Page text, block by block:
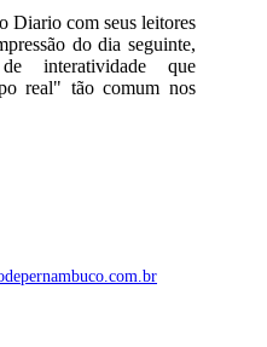
Diario com seus leitores
do dia seguinte,
interatividade que
real" tão comum nos